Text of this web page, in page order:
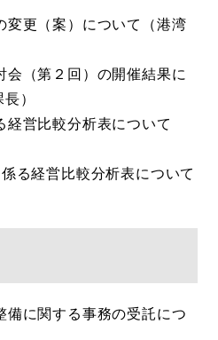
更（案）について（港湾
（第２回）の開催結果に
）
営比較分析表について
る経営比較分析表について
に関する事務の受託につ